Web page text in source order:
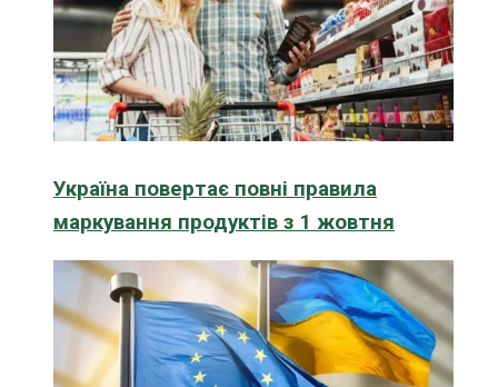
Україна повертає повні правила
маркування продуктів з 1 жовтня